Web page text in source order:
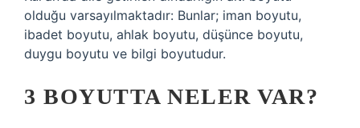
olduğu varsayılmaktadır: Bunlar; iman boyutu,
ibadet boyutu, ahlak boyutu, düşünce boyutu,
duygu boyutu ve bilgi boyutudur.
3 BOYUTTA NELER VAR?